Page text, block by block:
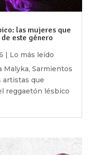
las mujeres que
este género
| Lo más leído
Malyka, Sarmientos
artistas que
reggaetón lésbico